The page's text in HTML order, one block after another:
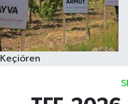
Keçiören